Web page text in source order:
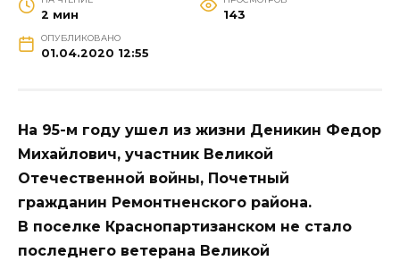
2 мин 143
ОПУБЛИКОВАНО
01.04.2020 12:55
На 95-м году ушел из жизни Деникин Федор
Михайлович, участник Великой
Отечественной войны, Почетный
гражданин Ремонтненского района.
В поселке Краснопартизанском не стало
последнего ветерана Великой